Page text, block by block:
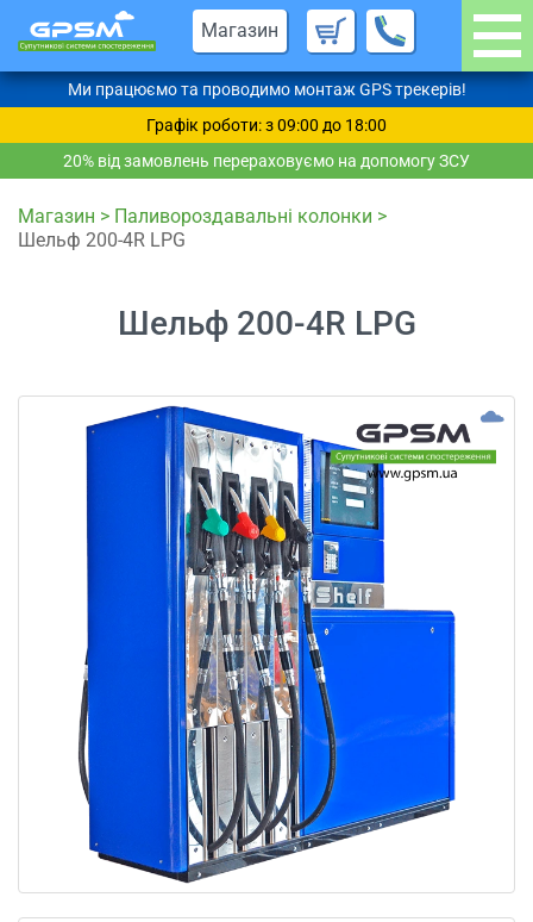
Магазин
Ми працюємо та проводимо монтаж GPS трекерів!
Графік роботи: з 09:00 до 18:00
20% від замовлень перераховуємо на допомогу ЗСУ
Магазин > Паливороздавальні колонки >
Шельф 200-4R LPG
Шельф 200-4R LPG